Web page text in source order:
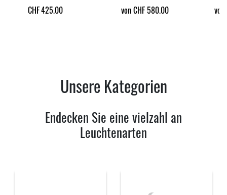
CHF425.00 von CHF 580.00
Unsere Kategorien
Endecken Sie eine vielzahl an
Leuchtenarten